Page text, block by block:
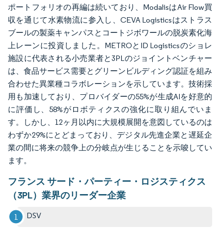
ポートフォリオの再編は続いており、ModalisはAir Flow買
収を通じて水素物流に参入し、CEVA Logisticsはストラス
ブールの製薬キャンパスとコートジボワールの脱炭素化海
上レーンに投資しました。METROとID Logisticsのショレ
施設に代表される小売業者と3PLのジョイントベンチャー
は、食品サービス需要とグリーンビルディング認証を組み
合わせた異業種コラボレーションを示しています。技術採
用も加速しており、プロバイダーの55%が生成AIを好意的
に評価し、58%がロボティクスの強化に取り組んでいま
す。しかし、12ヶ月以内に大規模展開を意図しているのは
わずか29%にとどまっており、デジタル先進企業と遅延企
業の間に将来の競争上の分岐点が生じることを示唆してい
ます。
フランス サード・パーティー・ロジスティクス
（3PL）業界のリーダー企業
DSV